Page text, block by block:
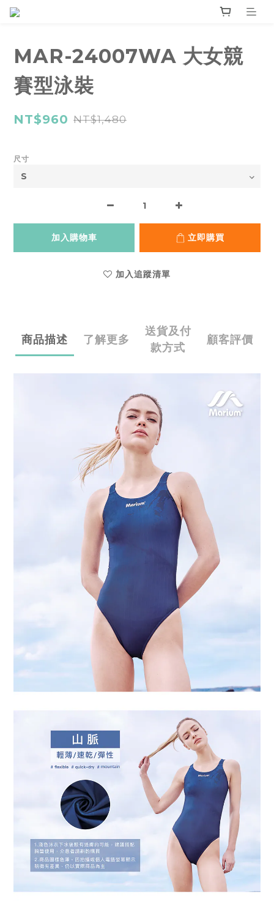
MAR-24007WA 大女競
賽型泳裝
NT$960 NT$1,480
尺寸
加入購物車 立即購買
加入追蹤清單
商品描述 了解更多
送貨及付
款方式
顧客評價